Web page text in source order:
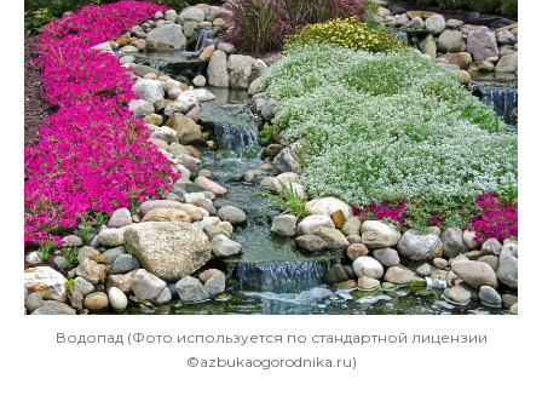
Водопад (Фото используется по стандартной лицензии
©azbukaogorodnika.ru)